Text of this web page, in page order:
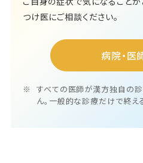
つけ医にご相談ください。
病院・医
すべての医師が漢方独自の
ん。一般的な診療だけで終え